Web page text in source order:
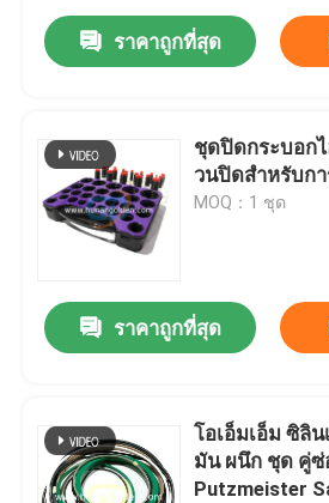
ราคาถูกที่สุด
ชุดปิดกระบอก
วนปิดสําหรับก
MOQ：1 ชุด
ราคาถูกที่สุด
โอเอ็มเอ็ม ซิลิ
มัน ผนึก ชุด คู่ซ่
Putzmeister